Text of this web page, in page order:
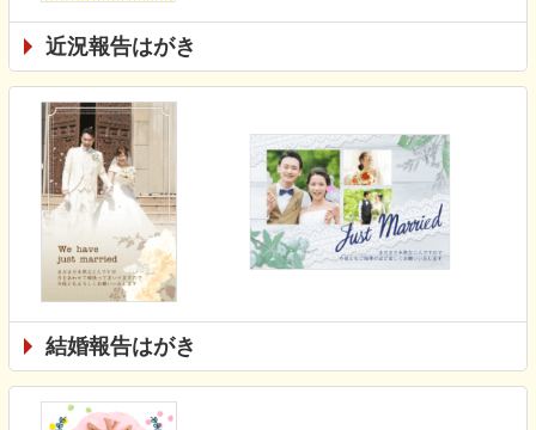
近況報告はがき
結婚報告はがき